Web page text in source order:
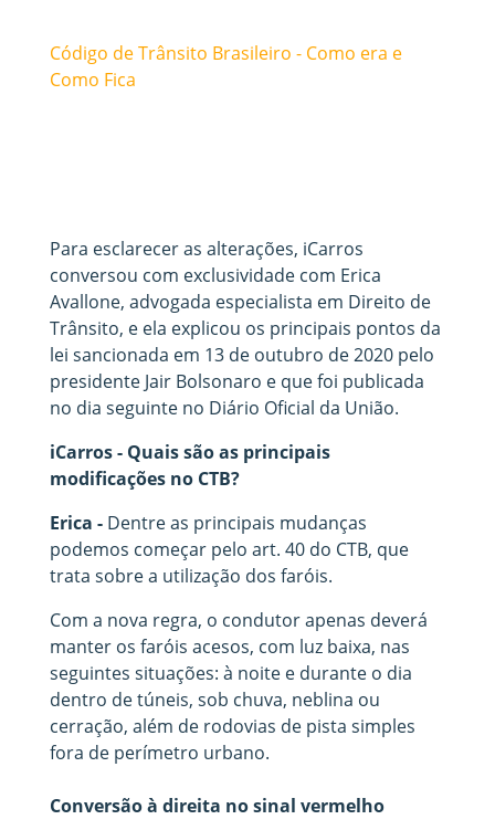
Código de Trânsito Brasileiro - Como era e
Como Fica
Para esclarecer as alterações, iCarros
conversou com exclusividade com Erica
Avallone, advogada especialista em Direito de
Trânsito, e ela explicou os principais pontos da
lei sancionada em 13 de outubro de 2020 pelo
presidente Jair Bolsonaro e que foi publicada
no dia seguinte no Diário Oficial da União.
iCarros - Quais são as principais
modificações no CTB?
Erica -Dentre as principais mudanças
podemos começar pelo art. 40 do CTB, que
trata sobre a utilização dos faróis.
Com a nova regra, o condutor apenas deverá
manter os faróis acesos, com luz baixa, nas
seguintes situações: à noite e durante o dia
dentro de túneis, sob chuva, neblina ou
cerração, além de rodovias de pista simples
fora de perímetro urbano.
Conversão à direita no sinal vermelho